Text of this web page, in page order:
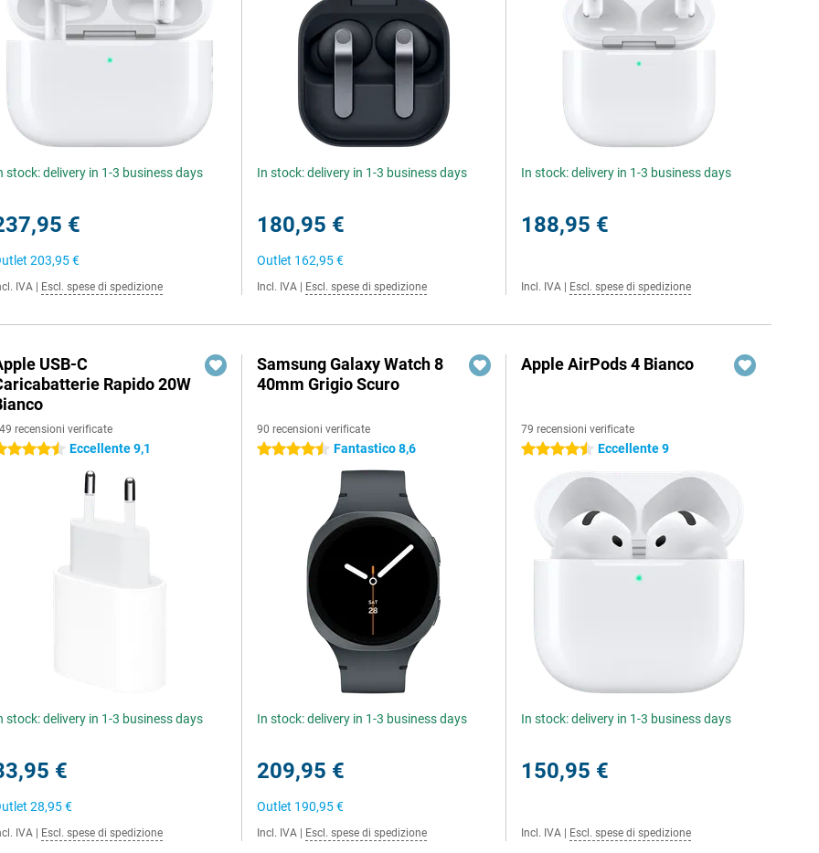
stock: delivery in 1-3 business days
€
203,95 €
IVA Escl. spese di spedizione
In stock: delivery in 1-3 business days
180,95 €
Outlet 162,95 €
Incl. IVA Escl. spese di spedizione
In stock: delivery in 1-3 business days
188,95 €
Incl. IVA Escl. spese di spedizione
USB-C
Rapido 20W
recensioni verificate
stelle Eccellente 9,1
stock: delivery in 1-3 business days
€
28,95 €
IVA Escl. spese di spedizione
Samsung Galaxy Watch 8
40mm Grigio Scuro
90 recensioni verificate
4.5 stelle Fantastico 8,6
In stock: delivery in 1-3 business days
209,95 €
Outlet 190,95 €
Incl. IVA Escl. spese di spedizione
Apple AirPods 4 Bianco
79 recensioni verificate
4.5 stelle Eccellente 9
In stock: delivery in 1-3 business days
150,95 €
Incl. IVA Escl. spese di spedizione